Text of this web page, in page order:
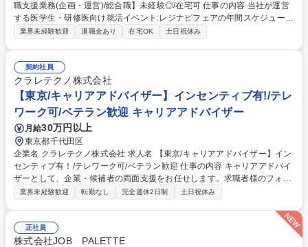
職支援業務(企画・運営)/総合職】未経験◎/在宅可 仕事の内容 当社が運営
する医学生・研修医向け就活イベント:レジナビフェアの年間スケジュール
策定～各オンラインイベント企画～準備～当日のイベント運営まで、幅広
指していただきます【具体的には】■クライアント(医療機関や自治体)向け
商品開発※広報商品等全国8会場で実施するレジナビフェアの企画、運営■
セミナー等の企画立案、運営■参加医学生、参加研修医向けキャンペーン
等の企画立案、実行■データ集計・分析■運営の効率化■出展病院や出展自
治体の申込管理■参加医学生や参加研修医の申込管理 募集職種 【医学生・
研修医就職支援業務(企画・運営)/総合職】未経験◎/在宅可
業界未経験歓迎 退職金あり 在宅OK 土日祝休み
契約社員
クラレテクノ株式会社
【東京/キャリアアドバイザー】インセンティブ有!/テレ
ワーク可/ベテラン歓迎 キャリアアドバイザー
月給30万円以上
東京都千代田区
企業名 クラレテクノ株式会社 求人名 【東京/キャリアアドバイザー】イン
センティブ有！/テレワーク可/ベテラン歓迎 仕事の内容 キャリアアドバイ
ザーとして、企業・候補者の両面支援をお任せします。求職者様のフォロ
ーはもちろんですが企業訪問等の営業要素もあるポジションです。企業と
（新規・既存）、求人登録（求人作成フォロー/データベースや各種サイト
での登録）、人材探索（スカウト、応募受付） 求職者側：求職者面談、求
人企業への求職者推薦、選考時のフォロー（面接日程調整、求人企業への
業界未経験歓迎 転勤なし 完全週休2日制 土日祝休み
正社員
株式会社JOB PALETTE